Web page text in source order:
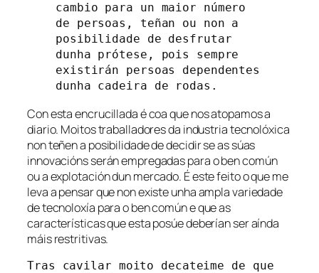
cambio para un maior número
de persoas, teñan ou non a
posibilidade de desfrutar
dunha prótese, pois sempre
existirán persoas dependentes
dunha cadeira de rodas.
Con esta encrucillada é coa que nos atopamos a
diario. Moitos traballadores da industria tecnolóxica
non teñen a posibilidade de decidir se as súas
innovacións serán empregadas para o ben común
ou a explotación dun mercado. É este feito o que me
leva a pensar que non existe unha ampla variedade
de tecnoloxía para o ben común e que as
características que esta posúe deberían ser aínda
máis restritivas.
Tras cavilar moito decateime de que